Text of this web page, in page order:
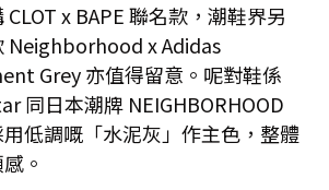
x BAPE 聯名款，潮鞋界另
Neighborhood x Adidas
Grey 亦值得留意。呢對鞋係
同日本潮牌 NEIGHBORHOOD
低調嘅「水泥灰」作主色，整體
。